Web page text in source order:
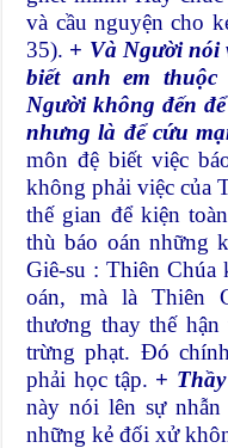
và cầu nguyện cho
35). + Và Người nói
biết anh em
Người không đến
nhưng là để cứu
môn đệ biết việc
không phải việc của
thế gian để kiện
thù báo oán những
Giê-su : Thiên Chúa
oán, mà là Thiên
thương thay thế
trừng phạt. Đó
phải học tập. +
này nói lên sự
những kẻ đối xử